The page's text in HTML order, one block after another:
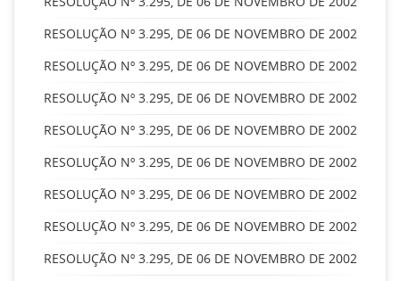
RESOLUÇÃO Nº 3.295, DE 06 DE NOVEMBRO DE 2002
RESOLUÇÃO Nº 3.295, DE 06 DE NOVEMBRO DE 2002
RESOLUÇÃO Nº 3.295, DE 06 DE NOVEMBRO DE 2002
RESOLUÇÃO Nº 3.295, DE 06 DE NOVEMBRO DE 2002
RESOLUÇÃO Nº 3.295, DE 06 DE NOVEMBRO DE 2002
RESOLUÇÃO Nº 3.295, DE 06 DE NOVEMBRO DE 2002
RESOLUÇÃO Nº 3.295, DE 06 DE NOVEMBRO DE 2002
RESOLUÇÃO Nº 3.295, DE 06 DE NOVEMBRO DE 2002